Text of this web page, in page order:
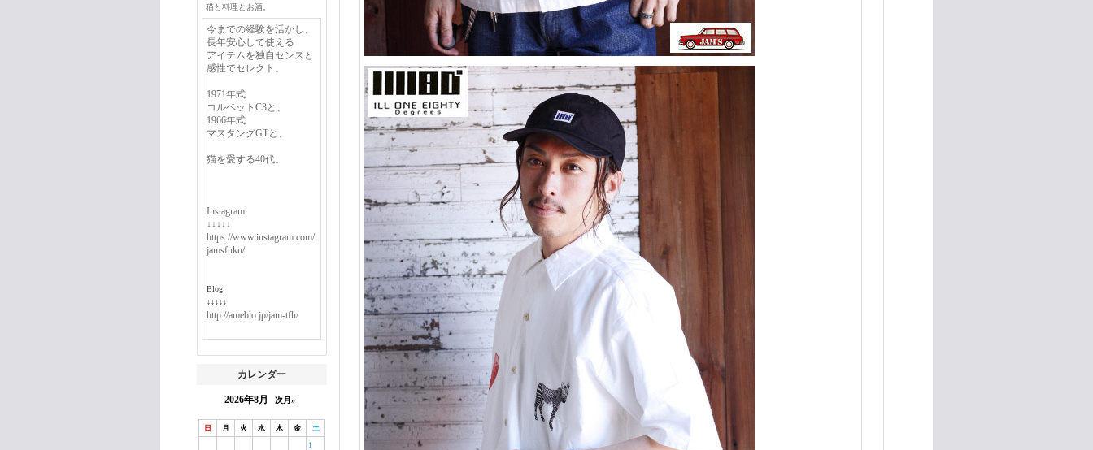
猫と料理とお酒。
今までの経験を活かし、
長年安心して使える
アイテムを独自センスと
感性でセレクト。
1971年式
コルベットC3と、
1966年式
マスタングGTと、
猫を愛する40代。
Instagram
↓↓↓↓↓
https://www.instagram.com/
jamsfuku/
Blog
↓↓↓↓↓
http://ameblo.jp/jam-tfh/
カレンダー
2026年8月 次月»
日 月 火 水 木 金 土
1